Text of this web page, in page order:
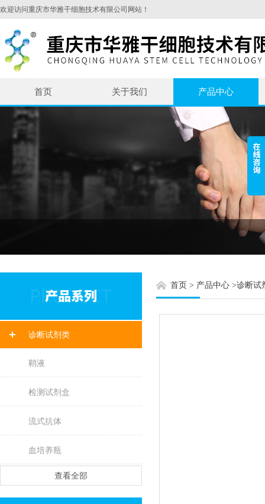
欢迎访问重庆市华雅干细胞技术有限公司网站！
首页 关于我们 产品中心
诊断试剂类
鞘液
检测试剂盒
流式抗体
血培养瓶
查看全部
首页 > 产品中心 >诊断试